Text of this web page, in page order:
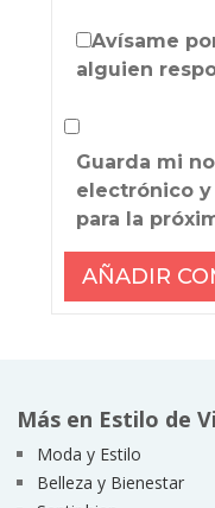
Avísame
alguien
Guarda mi
electrónico
para la
Más en Estilo de
Moda y Estilo
Belleza y Bienestar